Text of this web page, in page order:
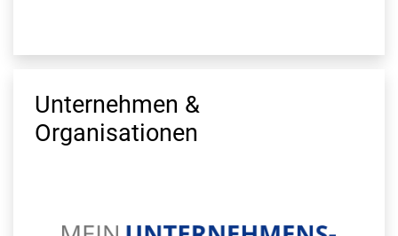
Unternehmen &
Organisationen